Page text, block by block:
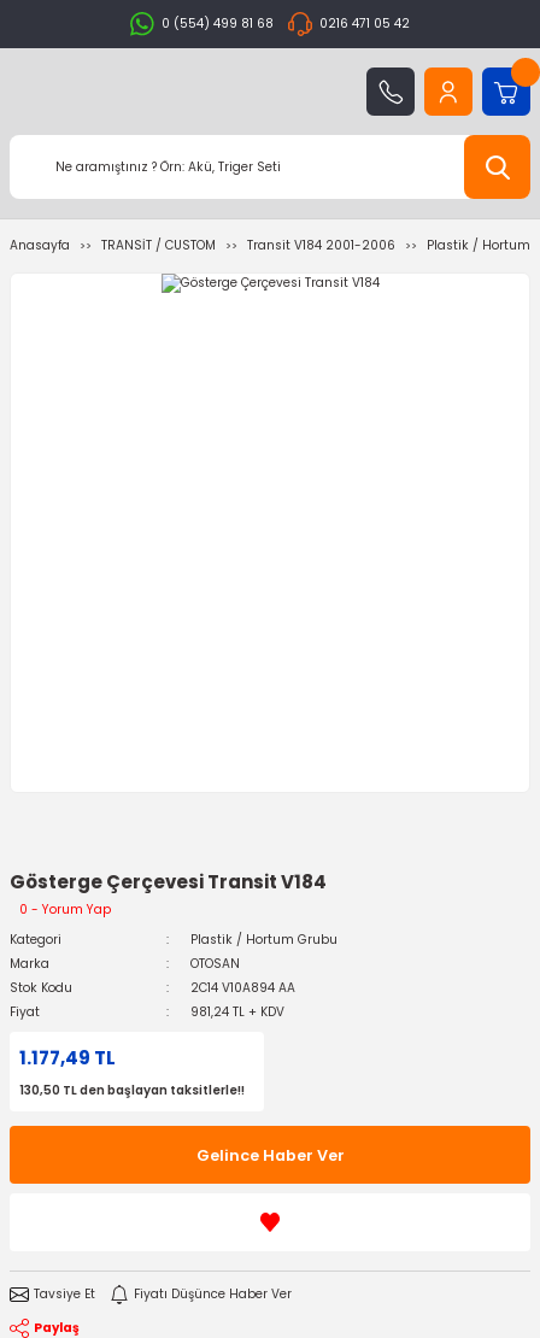
0 (554) 499 81 68 0216 471 05 42
Anasayfa TRANSİT / CUSTOM Transit V184 2001-2006 Plastik / Hortum
Gösterge Çerçevesi Transit V184
0 - Yorum Yap
Kategori
Plastik / Hortum Grubu
Marka
OTOSAN
Stok Kodu
2C14 V10A894 AA
Fiyat
981,24 TL + KDV
1.177,49 TL
130,50 TL den başlayan taksitlerle!!
Gelince Haber Ver
Tavsiye Et
Fiyatı Düşünce Haber Ver
Paylaş